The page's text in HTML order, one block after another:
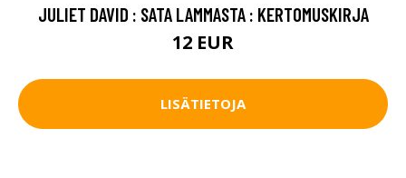
JULIET DAVID : SATA LAMMASTA : KERTOMUSKIRJA
12 EUR
LISÄTIETOJA